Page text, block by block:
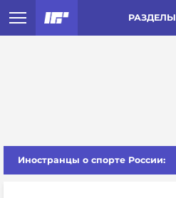
РАЗДЕЛЫ
Иностранцы о спорте России: